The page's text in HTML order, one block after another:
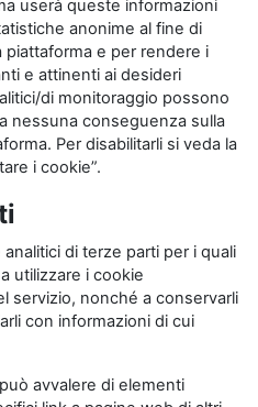
userà queste informazioni
anonime al fine di
piattaforma e per rendere i
e attinenti ai desideri
di monitoraggio possono
nessuna conseguenza sulla
Per disabilitarli si veda la
i cookie”.
di terze parti per i quali
utilizzare i cookie
servizio, nonché a conservarli
con informazioni di cui
avvalere di elementi